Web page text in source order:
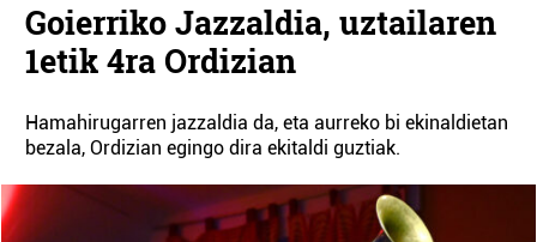
Goierriko Jazzaldia, uztailaren
1etik 4ra Ordizian
Hamahirugarren jazzaldia da, eta aurreko bi ekinaldietan
bezala, Ordizian egingo dira ekitaldi guztiak.